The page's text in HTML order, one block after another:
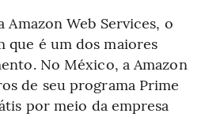
Amazon Web Services, o
que é um dos maiores
No México, a Amazon
de seu programa Prime
por meio da empresa